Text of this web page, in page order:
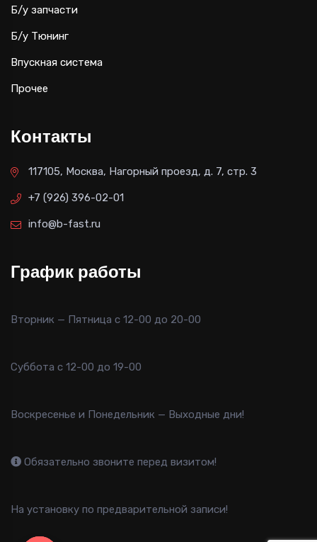
Б/у запчасти
Б/у Тюнинг
Впускная система
Прочее
Контакты
117105, Москва, Нагорный проезд, д. 7, стр. 3
+7 (926) 396-02-01
info@b-fast.ru
График работы
Вторник — Пятница с 12-00 до 20-00
Суббота с 12-00 до 19-00
Воскресенье и Понедельник — Выходные дни!
Обязательно звоните перед визитом!
На установку по предварительной записи!